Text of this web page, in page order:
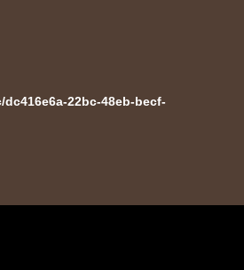
dc416e6a-22bc-48eb-becf-